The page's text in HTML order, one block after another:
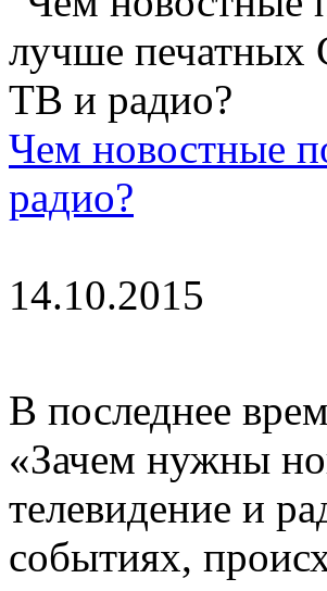
Чем новостные
радио?
14.10.2015
В последнее
«Зачем нужны
телевидение и
событиях,